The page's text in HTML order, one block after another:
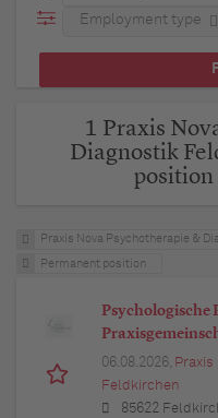
Employment type
1 Praxis
Diagnostik
position
Praxis Nova Psychotherapie &
Permanent position
Psychologische
06.08.2026,
Feldkirchen
85622